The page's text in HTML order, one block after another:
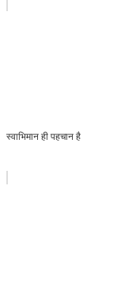
स्वाभिमान ही पहचान है